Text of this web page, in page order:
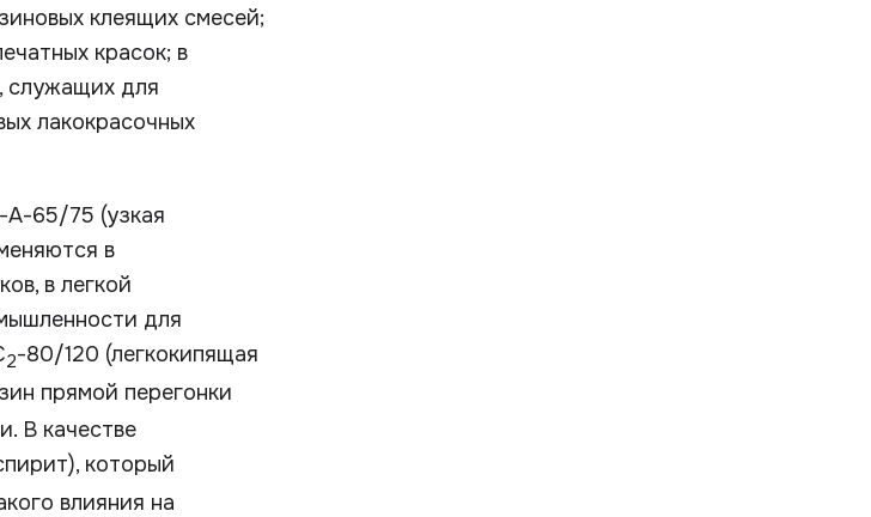
клеящих смесей;
красок; в
служащих для
лакокрасочных
65/75 (узкая
в
в легкой
для
2-80/120 (легкокипящая
прямой перегонки
В качестве
который
влияния на